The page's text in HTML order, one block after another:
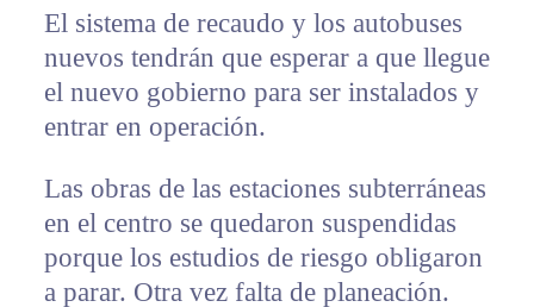
El sistema de recaudo y los autobuses
nuevos tendrán que esperar a que llegue
el nuevo gobierno para ser instalados y
entrar en operación.
Las obras de las estaciones subterráneas
en el centro se quedaron suspendidas
porque los estudios de riesgo obligaron
a parar. Otra vez falta de planeación.